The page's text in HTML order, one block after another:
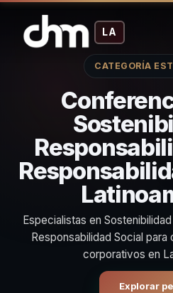
LA
CATEGORÍA
Especialistas en
Responsabilidad Social
corporativos en
Explorar